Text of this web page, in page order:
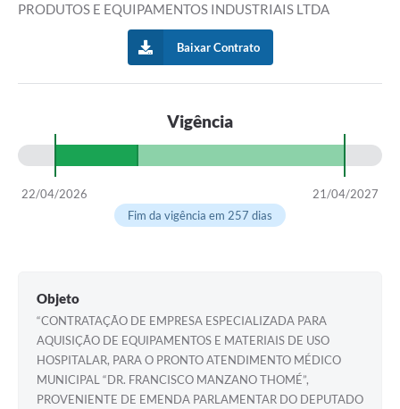
PRODUTOS E EQUIPAMENTOS INDUSTRIAIS LTDA
Baixar Contrato
Vigência
22/04/2026
21/04/2027
Fim da vigência em 257 dias
Objeto
“CONTRATAÇÃO DE EMPRESA ESPECIALIZADA PARA
AQUISIÇÃO DE EQUIPAMENTOS E MATERIAIS DE USO
HOSPITALAR, PARA O PRONTO ATENDIMENTO MÉDICO
MUNICIPAL “DR. FRANCISCO MANZANO THOMÉ”,
PROVENIENTE DE EMENDA PARLAMENTAR DO DEPUTADO